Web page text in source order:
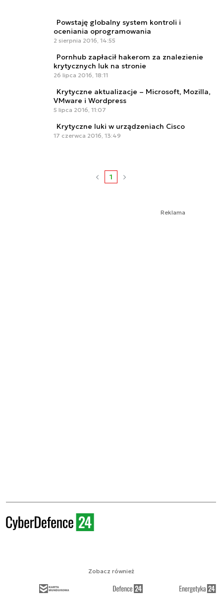
Powstaję globalny system kontroli i
oceniania oprogramowania
2 sierpnia 2016, 14:55
Pornhub zapłacił hakerom za znalezienie
krytycznych luk na stronie
26 lipca 2016, 18:11
Krytyczne aktualizacje – Microsoft, Mozilla,
VMware i Wordpress
5 lipca 2016, 11:07
Krytyczne luki w urządzeniach Cisco
17 czerwca 2016, 13:49
1
Reklama
Zobacz również